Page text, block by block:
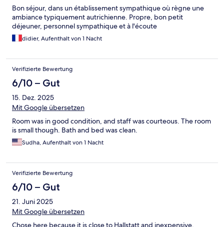
Bon séjour, dans un établissement sympathique où règne une
ambiance typiquement autrichienne. Propre, bon petit
déjeuner, personnel sympathique et à l'écoute
didier, Aufenthalt von 1 Nacht
Verifizierte Bewertung
6/10 – Gut
15. Dez. 2025
Mit Google übersetzen
Room was in good condition, and staff was courteous. The room
is small though. Bath and bed was clean.
Sudha, Aufenthalt von 1 Nacht
Verifizierte Bewertung
6/10 – Gut
21. Juni 2025
Mit Google übersetzen
Chose here because it is close to Hallstatt and inexpensive.